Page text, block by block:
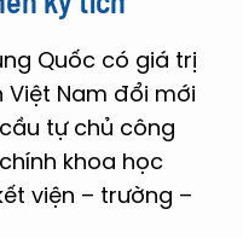
Quốc có giá trị
Nam đổi mới
tự chủ công
khoa học
viện – trường –